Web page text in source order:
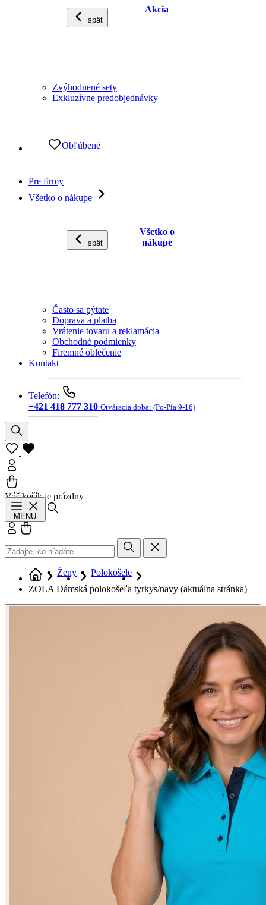
späť
Akcia
Zvýhodnené sety
Exkluzívne predobjednávky
Obľúbené
Pre firmy
Všetko o nákupe
späť
Všetko o
nákupe
Často sa pýtate
Doprava a platba
Vrátenie tovaru a reklamácia
Obchodné podmienky
Firemné oblečenie
Kontakt
Telefón:
+421 418 777 310 Otváracia doba: (Po-Pia 9-16)
Váš košík je prázdny
MENU
Prihlásiť sa
Ženy
Polokošele
ZOLA Dámská polokošeľa tyrkys/navy (aktuálna stránka)